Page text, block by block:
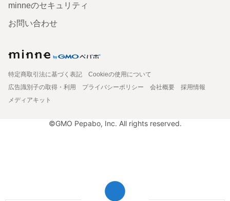
minneのセキュリティ
お問い合わせ
特定商取引法に基づく表記
Cookieの使用について
広告識別子の取得・利用
プライバシーポリシー 会社概要
採用情報
メディアキット
©GMO Pepabo, Inc. All rights reserved.